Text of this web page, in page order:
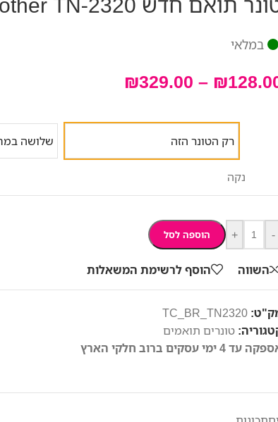
במלאי
₪
–
₪329.00
רק הטונר הזה שלושה
נקה
-
+ הוספה לסל
השווה הוסף לרשימת המשאלות
TC_BR_TN2320
טונרים תואמים
עד 4 ימי עסקים ברוב חלקי הארץ